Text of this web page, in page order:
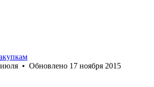
• Обновлено 17 ноября 2015